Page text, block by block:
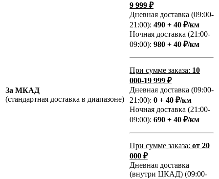
За МКАД
(стандартная доставка в диапазоне)
9 999 ₽
Дневная доставка (09:00-
21:00): 490 + 40 ₽/км
Ночная доставка (21:00-
09:00): 980 + 40 ₽/км
При сумме заказа: 10
000-19 999 ₽
Дневная доставка (09:00-
21:00): 0 + 40 ₽/км
Ночная доставка (21:00-
09:00): 690 + 40 ₽/км
При сумме заказа: от 20
000 ₽
Дневная доставка
(внутри ЦКАД) (09:00-